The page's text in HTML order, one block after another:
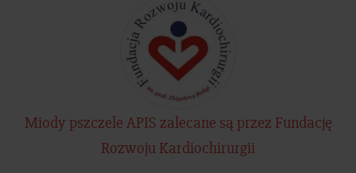
Miody pszczele APIS zalecane są przez Fundację
Rozwoju Kardiochirurgii